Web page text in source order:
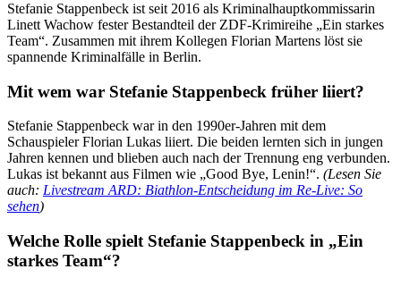
Stefanie Stappenbeck ist seit 2016 als Kriminalhauptkommissarin
Linett Wachow fester Bestandteil der ZDF-Krimireihe „Ein starkes
Team“. Zusammen mit ihrem Kollegen Florian Martens löst sie
spannende Kriminalfälle in Berlin.
Mit wem war Stefanie Stappenbeck früher liiert?
Stefanie Stappenbeck war in den 1990er-Jahren mit dem
Schauspieler Florian Lukas liiert. Die beiden lernten sich in jungen
Jahren kennen und blieben auch nach der Trennung eng verbunden.
Lukas ist bekannt aus Filmen wie „Good Bye, Lenin!“. (Lesen Sie
auch: Livestream ARD: Biathlon-Entscheidung im Re-Live: So
sehen)
Welche Rolle spielt Stefanie Stappenbeck in „Ein
starkes Team“?